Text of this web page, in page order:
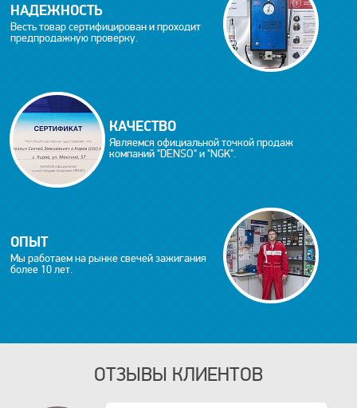
НАДЕЖНОСТЬ
Весть товар сертифицирован и проходит
предпродажную проверку.
КАЧЕСТВО
Являемся официальной точкой продаж
компаний "DENSO" и "NGK".
ОПЫТ
Мы работаем на рынке свечей зажигания
более 10 лет.
ОТЗЫВЫ КЛИЕНТОВ